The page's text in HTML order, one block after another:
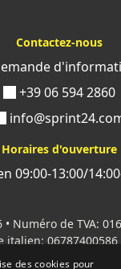
Contactez-nous
+39 06 594 2860
Horaires d'ouverture
09:00-13:00/
Numéro de TVA:
06787400586
sont la propriété
des cookies pour